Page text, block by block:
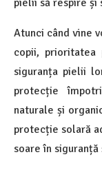
pielii să respire și
Atunci când vine
copii, prioritatea
siguranța pielii
protecție
naturale și
protecție solară
soare în